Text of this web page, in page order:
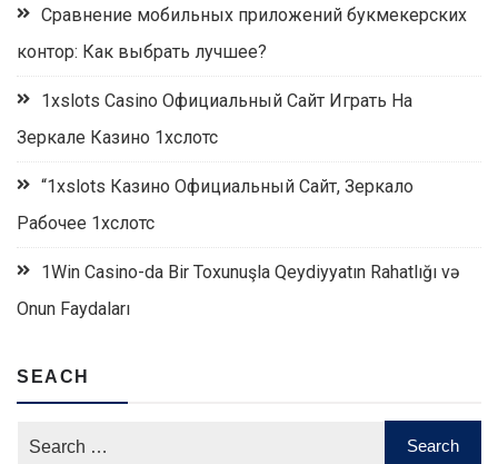
Сравнение мобильных приложений букмекерских
контор: Как выбрать лучшее?
1xslots Casino Официальный Сайт Играть На
Зеркале Казино 1хслотс
“1xslots Казино Официальный Сайт, Зеркало
Рабочее 1хслотс
1Win Casino-da Bir Toxunuşla Qeydiyyatın Rahatlığı və
Onun Faydaları
SEACH